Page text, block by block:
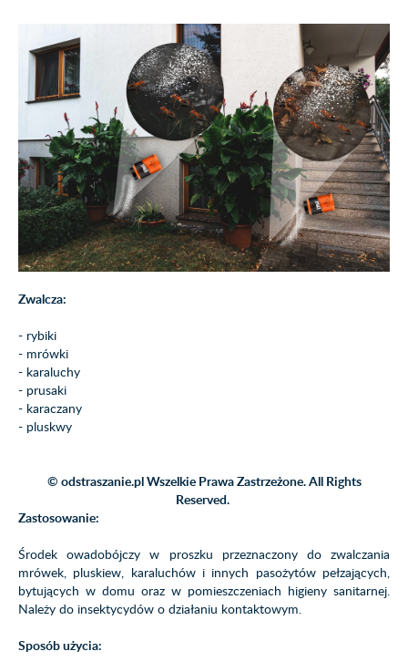
Zwalcza:
- rybiki
- mrówki
- karaluchy
- prusaki
- karaczany
- pluskwy
© odstraszanie.pl Wszelkie Prawa Zastrzeżone. All Rights
Reserved.
Zastosowanie:
Środek owadobójczy w proszku przeznaczony do zwalczania
mrówek, pluskiew, karaluchów i innych pasożytów pełzających,
bytujących w domu oraz w pomieszczeniach higieny sanitarnej.
Należy do insektycydów o działaniu kontaktowym.
Sposób użycia: